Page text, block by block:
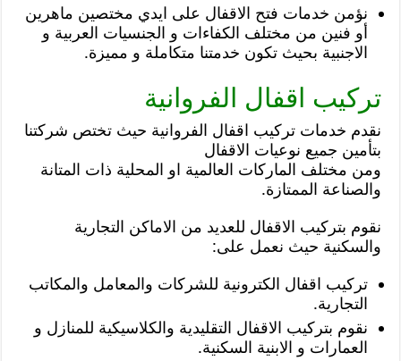
نؤمن خدمات فتح الاقفال على ايدي مختصين ماهرين
أو فنين من مختلف الكفاءات و الجنسيات العربية و
الاجنبية بحيث تكون خدمتنا متكاملة و مميزة.
تركيب اقفال الفروانية
نقدم خدمات تركيب اقفال الفروانية حيث تختص شركتنا
بتأمين جميع نوعيات الاقفال
ومن مختلف الماركات العالمية او المحلية ذات المتانة
والصناعة الممتازة.
نقوم بتركيب الاقفال للعديد من الاماكن التجارية
والسكنية حيث نعمل على:
تركيب اقفال الكترونية للشركات والمعامل والمكاتب
التجارية.
نقوم بتركيب الاقفال التقليدية والكلاسيكية للمنازل و
العمارات و الابنية السكنية.